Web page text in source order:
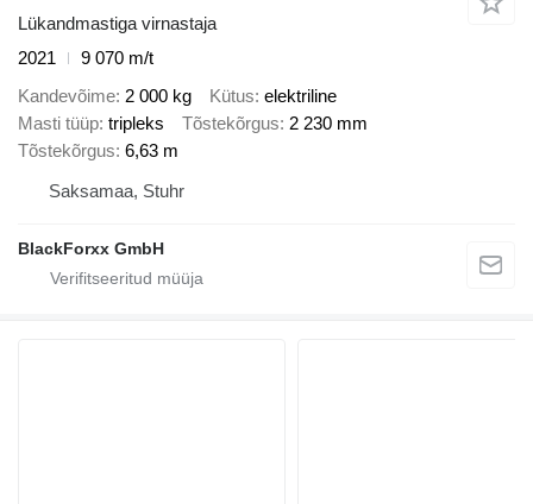
Lükandmastiga virnastaja
2021
9 070 m/t
Kandevõime 2 000 kg Kütus elektriline
Masti tüüp tripleks Tõstekõrgus 2 230 mm
Tõstekõrgus 6,63 m
Saksamaa, Stuhr
BlackForxx GmbH